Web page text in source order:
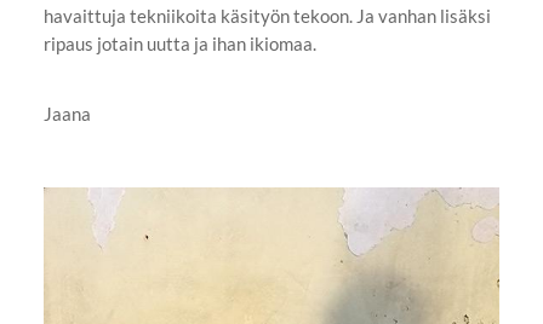
havaittuja tekniikoita käsityön tekoon. Ja vanhan lisäksi
ripaus jotain uutta ja ihan ikiomaa.
Jaana